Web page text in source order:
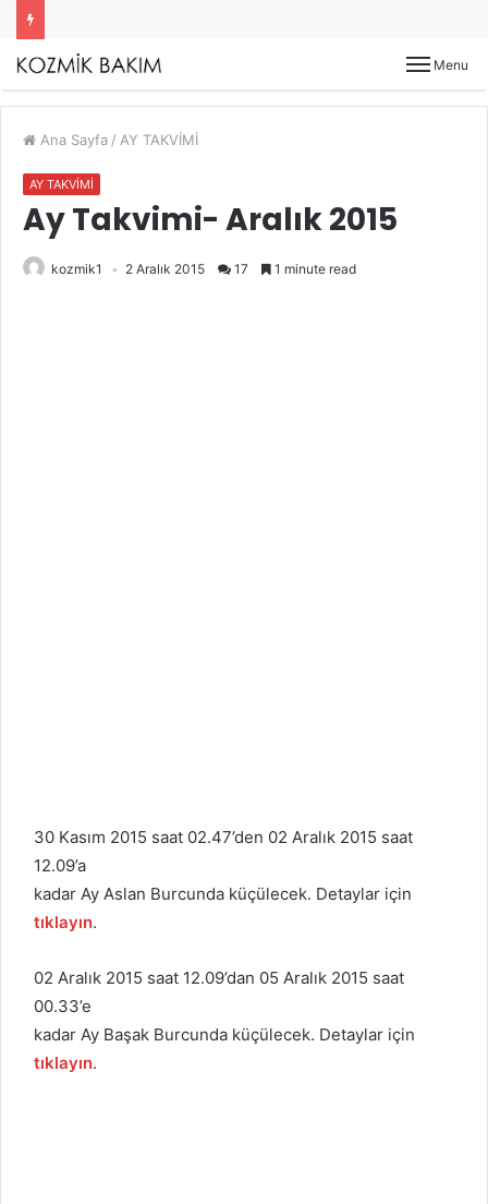
Menu
Ana Sayfa / AY TAKVİMİ
AY TAKVİMİ
Ay Takvimi- Aralık 2015
kozmik1 2 Aralık 2015 17 1 minute read
30 Kasım 2015 saat 02.47’den 02 Aralık 2015 saat
12.09’a
kadar Ay Aslan Burcunda küçülecek. Detaylar için
tıklayın.
02 Aralık 2015 saat 12.09’dan 05 Aralık 2015 saat
00.33’e
kadar Ay Başak Burcunda küçülecek. Detaylar için
tıklayın.